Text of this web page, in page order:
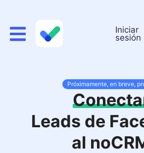
Iniciar
sesión
Próximamente, en breve,
Leads de
al